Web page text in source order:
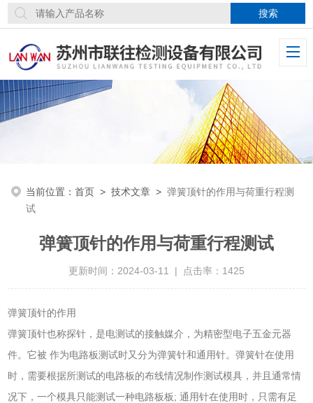
当前位置：首页 >技术文章 >弹簧顶针的作用与荷重行程测
试
弹簧顶针的作用与荷重行程测试
更新时间：2024-03-11 | 点击率：1425
弹簧顶针的作用
弹簧顶针也称探针，是电测试的接触媒介，为精密型电子五金元器
件。它被 作为电路板测试时又分为弹簧针和通用针。弹簧针在使用
时，需要根据所测试的电路板的布线情况制作测试模具，并且通常情
况下，一个模具只能测试一种电路板板 ; 通用针在使用时，只需有足